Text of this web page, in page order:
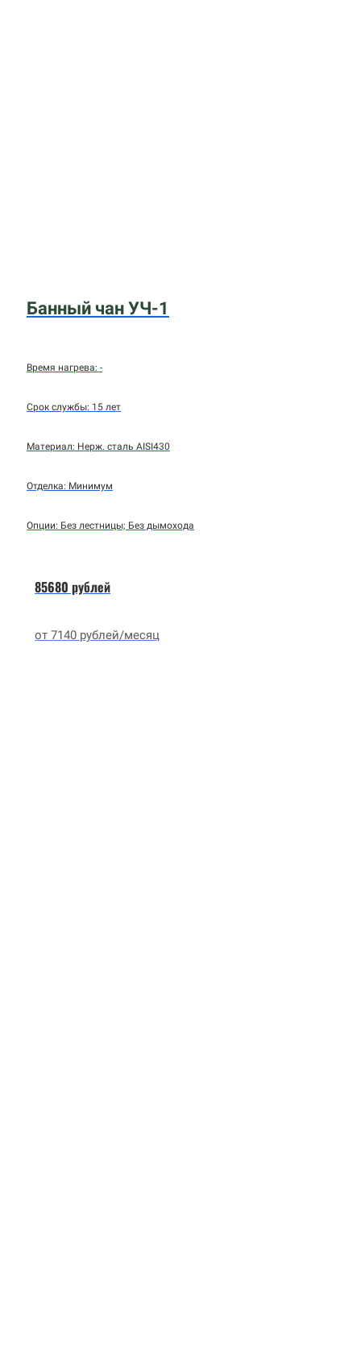
Банный чан УЧ-1
Время нагрева: -
Срок службы: 15 лет
Материал: Нерж. сталь AISI430
Отделка: Минимум
Опции: Без лестницы; Без дымохода
85680 рублей
от 7140 рублей/месяц